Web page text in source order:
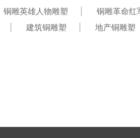
铜雕英雄人物雕塑 铜雕革命红
建筑铜雕塑 地产铜雕塑